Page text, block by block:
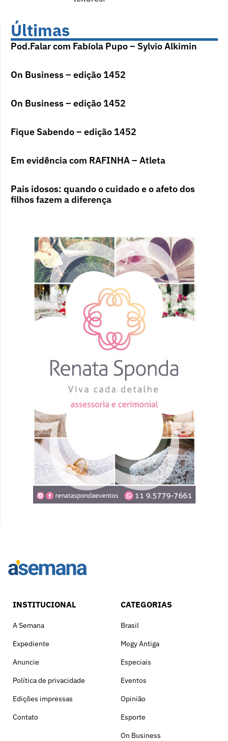
Últimas
Pod.Falar com Fabíola Pupo – Sylvio Alkimin
On Business – edição 1452
On Business – edição 1452
Fique Sabendo – edição 1452
Em evidência com RAFINHA – Atleta
Pais idosos: quando o cuidado e o afeto dos
filhos fazem a diferença
INSTITUCIONAL
A Semana
Expediente
Anuncie
Política de privacidade
Edições impressas
Contato
CATEGORIAS
Brasil
Mogy Antiga
Especiais
Eventos
Opinião
Esporte
On Business